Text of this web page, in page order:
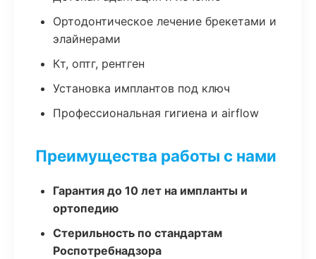
Ортодонтическое лечение брекетами и
элайнерами
Кт, оптг, рентген
Установка имплантов под ключ
Профессиональная гигиена и airflow
Преимущества работы с нами
Гарантия до 10 лет на импланты и
ортопедию
Стерильность по стандартам
Роспотребнадзора